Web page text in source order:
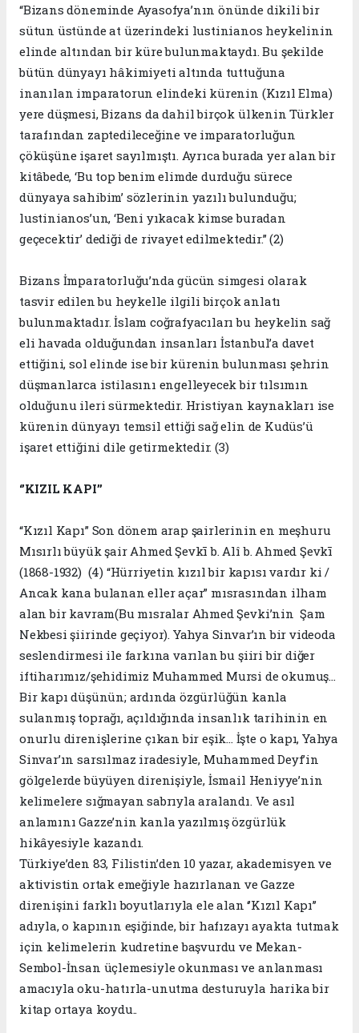
“Bizans döneminde Ayasofya’nın önünde dikili bir
sütun üstünde at üzerindeki lustinianos heykelinin
elinde altından bir küre bulunmaktaydı. Bu şekilde
bütün dünyayı hâkimiyeti altında tuttuğuna
inanılan imparatorun elindeki kürenin (Kızıl Elma)
yere düşmesi, Bizans da dahil birçok ülkenin Türkler
tarafından zaptedileceğine ve imparatorluğun
çöküşüne işaret sayılmıştı. Ayrıca burada yer alan bir
kitâbede, ‘Bu top benim elimde durduğu sürece
dünyaya sahibim’ sözlerinin yazılı bulunduğu;
lustinianos’un, ‘Beni yıkacak kimse buradan
geçecektir’ dediği de rivayet edilmektedir.” (2)
Bizans İmparatorluğu’nda gücün simgesi olarak
tasvir edilen bu heykelle ilgili birçok anlatı
bulunmaktadır. İslam coğrafyacıları bu heykelin sağ
eli havada olduğundan insanları İstanbul’a davet
ettiğini, sol elinde ise bir kürenin bulunması şehrin
düşmanlarca istilasını engelleyecek bir tılsımın
olduğunu ileri sürmektedir. Hristiyan kaynakları ise
kürenin dünyayı temsil ettiği sağ elin de Kudüs’ü
işaret ettiğini dile getirmektedir. (3)
‘’KIZIL KAPI’’
“Kızıl Kapı” Son dönem arap şairlerinin en meşhuru
Mısırlı büyük şair Ahmed Şevkī b. Alî b. Ahmed Şevkī
(1868-1932) (4) “Hürriyetin kızıl bir kapısı vardır ki /
Ancak kana bulanan eller açar” mısrasından ilham
alan bir kavram(Bu mısralar Ahmed Şevki’nin Şam
Nekbesi şiirinde geçiyor). Yahya Sinvar’ın bir videoda
seslendirmesi ile farkına varılan bu şiiri bir diğer
iftiharımız/şehidimiz Muhammed Mursi de okumuş…
Bir kapı düşünün; ardında özgürlüğün kanla
sulanmış toprağı, açıldığında insanlık tarihinin en
onurlu direnişlerine çıkan bir eşik... İşte o kapı, Yahya
Sinvar’ın sarsılmaz iradesiyle, Muhammed Deyf’in
gölgelerde büyüyen direnişiyle, İsmail Heniyye’nin
kelimelere sığmayan sabrıyla aralandı. Ve asıl
anlamını Gazze’nin kanla yazılmış özgürlük
hikâyesiyle kazandı.
Türkiye’den 83, Filistin’den 10 yazar, akademisyen ve
aktivistin ortak emeğiyle hazırlanan ve Gazze
direnişini farklı boyutlarıyla ele alan ‘’Kızıl Kapı’’
adıyla, o kapının eşiğinde, bir hafızayı ayakta tutmak
için kelimelerin kudretine başvurdu ve Mekan-
Sembol-İnsan üçlemesiyle okunması ve anlanması
amacıyla oku-hatırla-unutma desturuyla harika bir
kitap ortaya koydu..